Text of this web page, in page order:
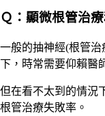
Ｑ：顯微根管治
一般的抽神經(根管
下，時常需要仰賴醫
但在看不太到的情況
根管治療失敗率。